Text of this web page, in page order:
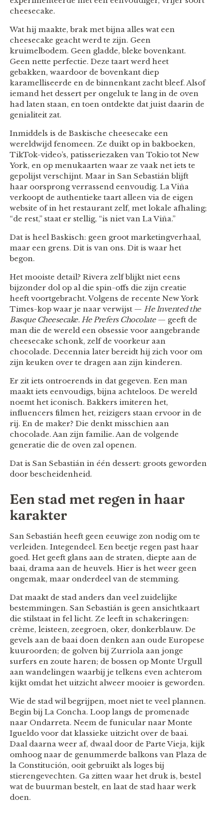
cheesecake.
Wat hij maakte, brak met bijna alles wat een
cheesecake geacht werd te zijn. Geen
kruimelbodem. Geen gladde, bleke bovenkant.
Geen nette perfectie. Deze taart werd heet
gebakken, waardoor de bovenkant diep
karamelliseerde en de binnenkant zacht bleef. Alsof
iemand het dessert per ongeluk te lang in de oven
had laten staan, en toen ontdekte dat juist daarin de
genialiteit zat.
Inmiddels is de Baskische cheesecake een
wereldwijd fenomeen. Ze duikt op in bakboeken,
TikTok-video’s, patisseriezaken van Tokio tot New
York, en op menukaarten waar ze vaak net iets te
gepolijst verschijnt. Maar in San Sebastián blijft
haar oorsprong verrassend eenvoudig. La Viña
verkoopt de authentieke taart alleen via de eigen
website of in het restaurant zelf, met lokale afhaling;
“de rest,” staat er stellig, “is niet van La Viña.”
Dat is heel Baskisch: geen groot marketingverhaal,
maar een grens. Dit is van ons. Dit is waar het
begon.
Het mooiste detail? Rivera zelf blijkt niet eens
bijzonder dol op al die spin-offs die zijn creatie
heeft voortgebracht. Volgens de recente New York
Times-kop waar je naar verwijst — He Invented the
Basque Cheesecake. He Prefers Chocolate— geeft de
man die de wereld een obsessie voor aangebrande
cheesecake schonk, zelf de voorkeur aan
chocolade. Decennia later bereidt hij zich voor om
zijn keuken over te dragen aan zijn kinderen.
Er zit iets ontroerends in dat gegeven. Een man
maakt iets eenvoudigs, bijna achteloos. De wereld
noemt het iconisch. Bakkers imiteren het,
influencers filmen het, reizigers staan ervoor in de
rij. En de maker? Die denkt misschien aan
chocolade. Aan zijn familie. Aan de volgende
generatie die de oven zal openen.
Dat is San Sebastián in één dessert: groots geworden
door bescheidenheid.
Een stad met regen in haar
karakter
San Sebastián heeft geen eeuwige zon nodig om te
verleiden. Integendeel. Een beetje regen past haar
goed. Het geeft glans aan de straten, diepte aan de
baai, drama aan de heuvels. Hier is het weer geen
ongemak, maar onderdeel van de stemming.
Dat maakt de stad anders dan veel zuidelijke
bestemmingen. San Sebastián is geen ansichtkaart
die stilstaat in fel licht. Ze leeft in schakeringen:
crème, leisteen, zeegroen, oker, donkerblauw. De
gevels aan de baai doen denken aan oude Europese
kuuroorden; de golven bij Zurriola aan jonge
surfers en zoute haren; de bossen op Monte Urgull
aan wandelingen waarbij je telkens even achterom
kijkt omdat het uitzicht alweer mooier is geworden.
Wie de stad wil begrijpen, moet niet te veel plannen.
Begin bij La Concha. Loop langs de promenade
naar Ondarreta. Neem de funicular naar Monte
Igueldo voor dat klassieke uitzicht over de baai.
Daal daarna weer af, dwaal door de Parte Vieja, kijk
omhoog naar de genummerde balkons van Plaza de
la Constitución, ooit gebruikt als loges bij
stierengevechten. Ga zitten waar het druk is, bestel
wat de buurman bestelt, en laat de stad haar werk
doen.